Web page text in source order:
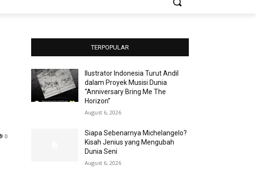
0
TERPOPULAR
Ilustrator Indonesia Turut Andil
dalam Proyek Musisi Dunia
“Anniversary Bring Me The
Horizon”
August 6, 2026
Siapa Sebenarnya Michelangelo?
Kisah Jenius yang Mengubah
Dunia Seni
August 6, 2026